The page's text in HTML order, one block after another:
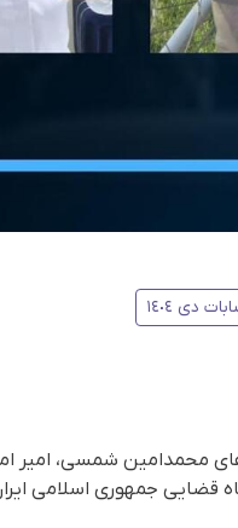
دی ١٤٠٤
محمدامین شمسی، امیر